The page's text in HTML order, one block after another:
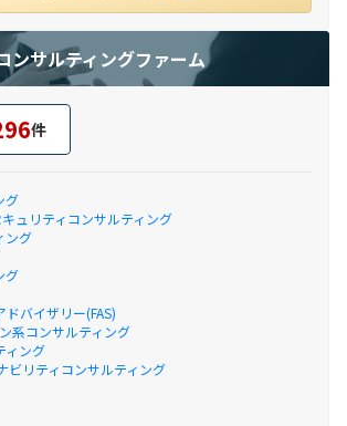
ンサルティングファーム
件
グ
ュリティコンサルティング
ング
グ
バイザリー(FAS)
系コンサルティング
ィング
ビリティコンサルティング